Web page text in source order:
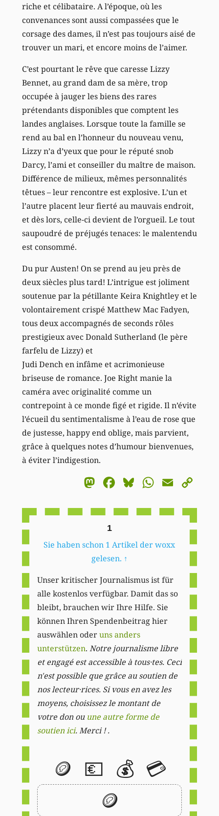
riche et célibataire. A l’époque, où les
convenances sont aussi compassées que le
corsage des dames, il n’est pas toujours aisé de
trouver un mari, et encore moins de l’aimer.
C’est pourtant le rêve que caresse Lizzy
Bennet, au grand dam de sa mère, trop
occupée à jauger les biens des rares
prétendants disponibles que comptent les
landes anglaises. Lorsque toute la famille se
rend au bal en l’honneur du nouveau venu,
Lizzy n’a d’yeux que pour le réputé snob
Darcy, l’ami et conseiller du maître de maison.
Différence de milieux, mêmes personnalités
têtues – leur rencontre est explosive. L’un et
l’autre placent leur fierté au mauvais endroit,
et dès lors, celle-ci devient de l’orgueil. Le tout
saupoudré de préjugés tenaces: le malentendu
est consommé.
Du pur Austen! On se prend au jeu près de
deux siècles plus tard! L’intrigue est joliment
soutenue par la pétillante Keira Knightley et le
volontairement crispé Matthew Mac Fadyen,
tous deux accompagnés de seconds rôles
prestigieux avec Donald Sutherland (le père
farfelu de Lizzy) et
Judi Dench en infâme et acrimonieuse
briseuse de romance. Joe Right manie la
caméra avec originalité comme un
contrepoint à ce monde figé et rigide. Il n’évite
l’écueil du sentimentalisme à l’eau de rose que
de justesse, happy end oblige, mais parvient,
grâce à quelques notes d’humour bienvenues,
à éviter l’indigestion.
Mastodon
Facebook
BlueskyEmail
1
Sie haben schon 1 Artikel der woxx
gelesen. ↑
Unser kritischer Journalismus ist für
alle kostenlos verfügbar. Damit das so
bleibt, brauchen wir Ihre Hilfe. Sie
können Ihren Spendenbeitrag hier
auswählen oderuns anders
unterstützen. Notre journalisme libre
et engagé est accessible à tous·tes. Ceci
n'est possible que grâce au soutien de
nos lecteur·rices. Si vous en avez les
moyens, choisissez le montant de
votre don ou une autre forme de
soutien ici. Merci ! .
🪙 💶 💰 💳
🪙